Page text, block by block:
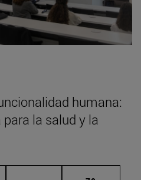
humana:
la salud y la